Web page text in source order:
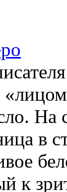
На
в
к